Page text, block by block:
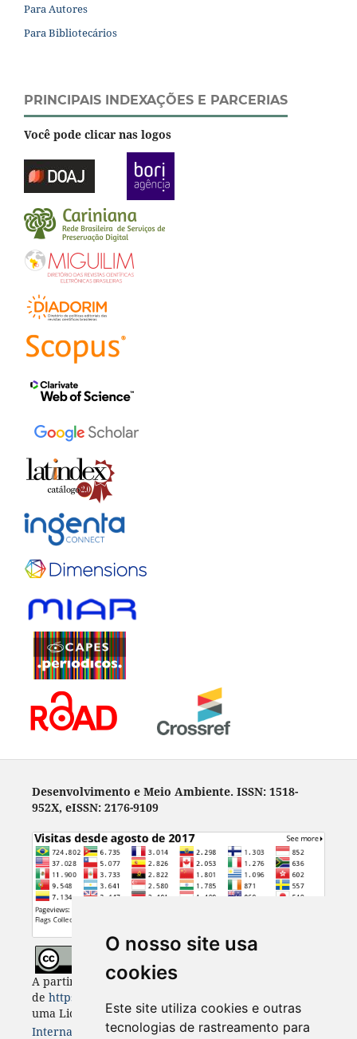
O nosso site usa
cookies
Este site utiliza cookies e outras
tecnologias de rastreamento para
Para Autores
Para Bibliotecários
PRINCIPAIS INDEXAÇÕES E PARCERIAS
Você pode clicar nas logos
Desenvolvimento e Meio Ambiente. ISSN: 1518-
952X, eISSN: 2176-9109
A partir de 2023, Desenvolvimento e Meio Ambiente
de https://revistas.ufpr.br/made
uma Licença
Creative Commons - Atribuição 4.0
Internacional . CC BY 4.0